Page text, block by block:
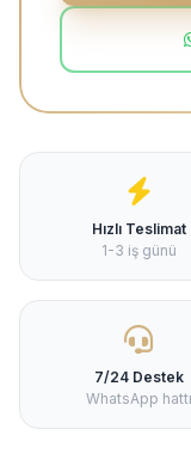
Hızlı Teslimat
1-3 iş günü
7/24 Destek
WhatsApp hattı